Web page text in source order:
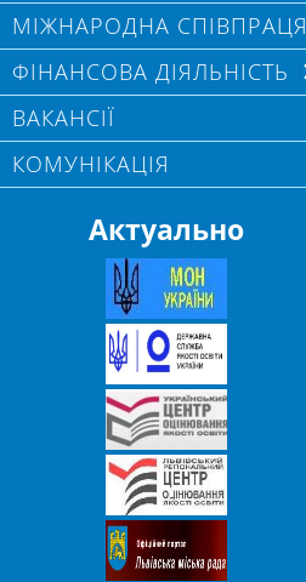
МІЖНАРОДНА СПІВПРАЦЯ
ФІНАНСОВА ДІЯЛЬНІСТЬ
ВАКАНСІЇ
КОМУНІКАЦІЯ
Актуально